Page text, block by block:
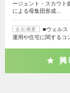
ージェント・スカウト
による母集団形成…
会社概要
■ウェルス
運用や住宅に関する
興